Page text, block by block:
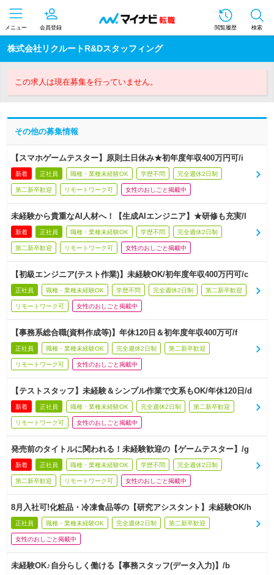
メニュー 会員登録 閲覧履歴 検索
株式会社リクルートR&Dスタッフィング
この求人は現在募集を行っていません。
その他の募集情報
【スマホゲームテスター】原則土日休み★初年度年収400万円可/i
新着 正社員 職種・業種未経験OK 学歴不問 完全週休2日制
第二新卒歓迎 リモートワーク可 女性のおしごと掲載中
未経験から貴重なAI人材へ！【生成AIエンジニア】★研修も充実/l
新着 正社員 職種・業種未経験OK 学歴不問 完全週休2日制
第二新卒歓迎 リモートワーク可 女性のおしごと掲載中
【初級エンジニア(テスト作業)】未経験OK/初年度年収400万円可/c
正社員 職種・業種未経験OK 学歴不問 完全週休2日制 第二新卒歓迎
リモートワーク可 女性のおしごと掲載中
【事務系総合職(資料作成等)】年休120日＆初年度年収400万可/f
正社員 職種・業種未経験OK 完全週休2日制 第二新卒歓迎
リモートワーク可 女性のおしごと掲載中
【テストスタッフ】未経験＆シンプル作業で文系もOK/年休120日/d
新着 正社員 職種・業種未経験OK 完全週休2日制 第二新卒歓迎
リモートワーク可 女性のおしごと掲載中
発売前のタイトルに関われる！未経験歓迎の【ゲームテスター】/g
新着 正社員 職種・業種未経験OK 学歴不問 完全週休2日制
第二新卒歓迎 リモートワーク可 女性のおしごと掲載中
8月入社可!化粧品・冷凍食品等の【研究アシスタント】未経験OK/h
正社員 職種・業種未経験OK 完全週休2日制 第二新卒歓迎
女性のおしごと掲載中
未経験OK♪自分らしく働ける【事務スタッフ(データ入力)】/b